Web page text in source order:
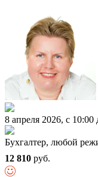
8 апреля 2026, c 10:00
Бухгалтер, любой
12 810 руб.